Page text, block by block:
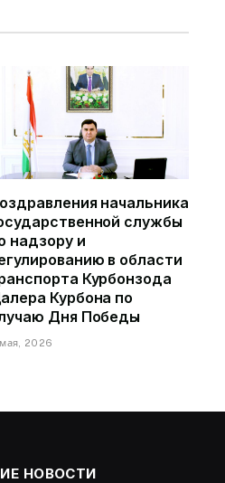
начальника
службы
надзору и
в области
Курбонзода
Курбона по
Дня Победы
2026
НОВОСТИ